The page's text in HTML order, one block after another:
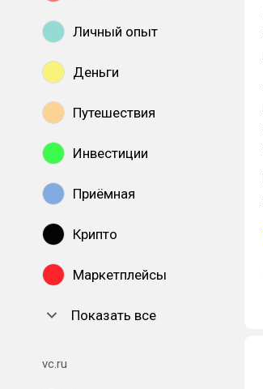
Личный опыт
Деньги
Путешествия
Инвестиции
Приёмная
Крипто
Маркетплейсы
Показать все
vc.ru